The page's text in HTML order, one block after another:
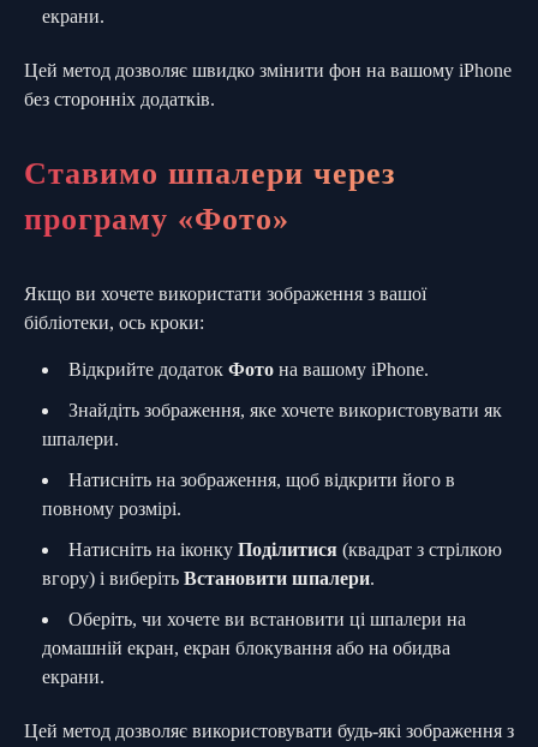
екрани.
Цей метод дозволяє швидко змінити фон на вашому iPhone
без сторонніх додатків.
Ставимо шпалери через
програму «Фото»
Якщо ви хочете використати зображення з вашої
бібліотеки, ось кроки:
Відкрийте додаток Фото на вашому iPhone.
Знайдіть зображення, яке хочете використовувати як
шпалери.
Натисніть на зображення, щоб відкрити його в
повному розмірі.
Натисніть на іконку Поділитися (квадрат з стрілкою
вгору) і виберіть Встановити шпалери.
Оберіть, чи хочете ви встановити ці шпалери на
домашній екран, екран блокування або на обидва
екрани.
Цей метод дозволяє використовувати будь-які зображення з